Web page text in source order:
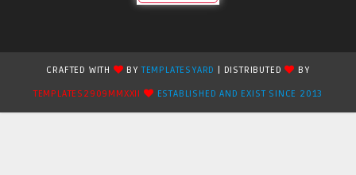
CRAFTED WITH BYTEMPLATESYARD | DISTRIBUTED
BY
TEMPLATES2909MMXXII
ESTABLISHED AND EXIST SINCE 2013